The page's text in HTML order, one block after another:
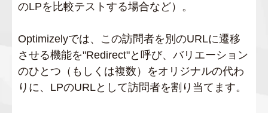
のLPを比較テストする場合など）。
Optimizelyでは、この訪問者を別のURLに遷移
させる機能を"Redirect"と呼び、バリエーション
のひとつ（もしくは複数）をオリジナルの代わ
りに、LPのURLとして訪問者を割り当てます。